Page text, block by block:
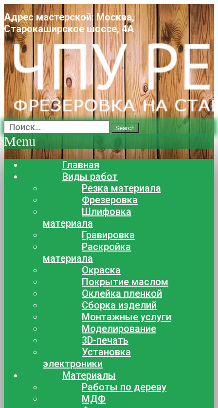
Адрес мастерской: Москва,
Старокаширское шоссе, 4А
Search
Menu
Главная
Виды работ
Резка материала
Фрезеровка
Шлифовка
материала
Гравировка
Раскройка
материала
Окраска
Покрытие маслом
Оклейка пленкой
Сборка изделий
Монтажные услуги
Моделирование
3D-печать
Установка
электроники
Материалы
Работы по дереву
МДФ